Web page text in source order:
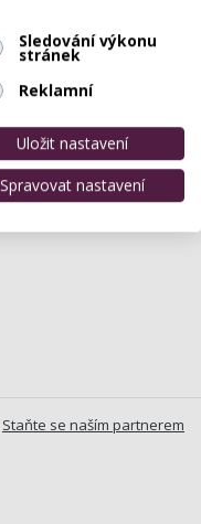
Staňte se naším partnerem
Sledování výkonu
stránek
Reklamní
Uložit nastavení
Spravovat nastavení